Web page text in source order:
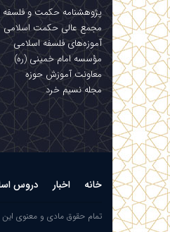
پژوهشنامه حکمت و فلسفه
مجمع عالی حکمت اسلامی
آموزه‌های فلسفه اسلامی
مؤسسه امام خمینی (ره)
معاونت آموزش حوزه
مجله نسیم خرد
خانه اخبار دروس
تمام حقوق مادی و معنوی